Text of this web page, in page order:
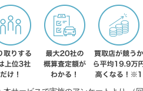
ン